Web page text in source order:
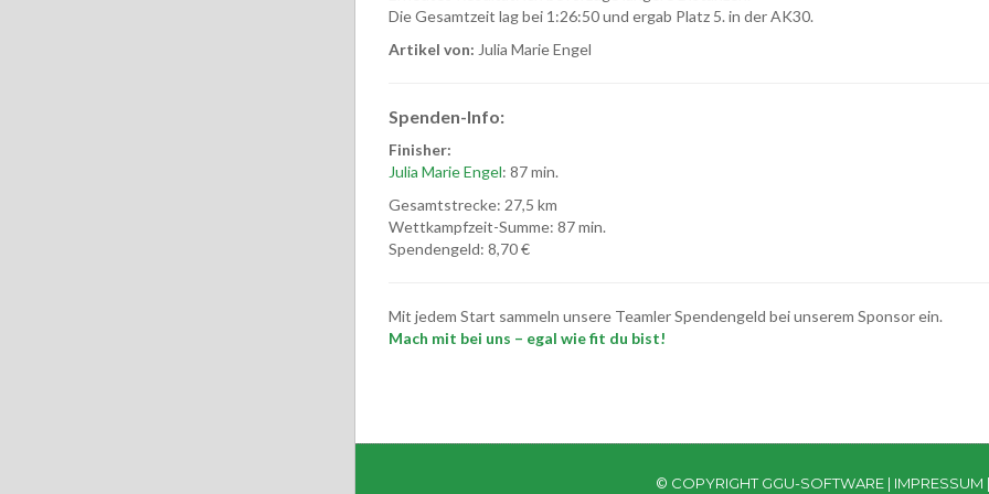
Die Gesamtzeit lag bei 1:26:50 und ergab Platz 5. in der AK30.
Artikel von: Julia Marie Engel
Spenden-Info:
Finisher:
Julia Marie Engel: 87 min.
Gesamtstrecke: 27,5 km
Wettkampfzeit-Summe: 87 min.
Spendengeld: 8,70 €
Mit jedem Start sammeln unsere Teamler Spendengeld bei unserem Sponsor ein.
Mach mit bei uns – egal wie fit du bist!
© COPYRIGHT GGU-SOFTWARE | IMPRESSUM |